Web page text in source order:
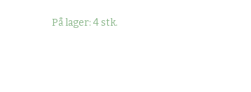
På lager: 4 stk.